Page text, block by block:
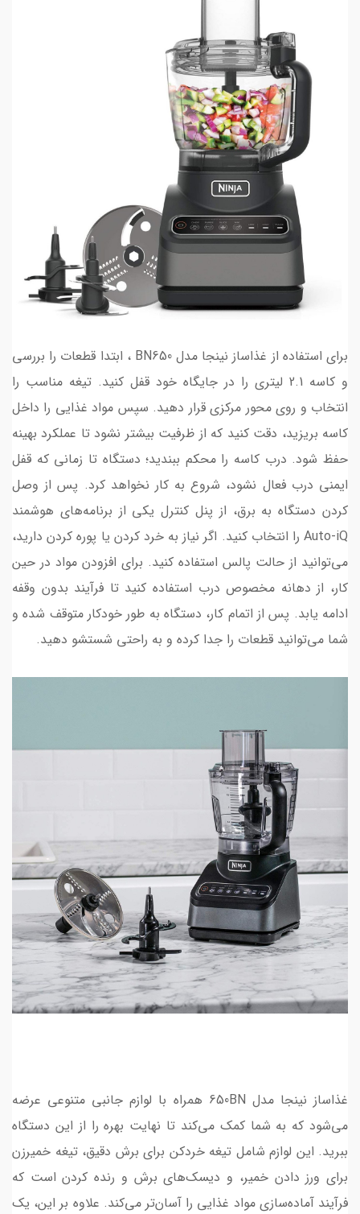
برای استفاده از غذاساز نینجا مدل BN650 ، ابتدا قطعات را بررسی
و کاسه 2.1 لیتری را در جایگاه خود قفل کنید. تیغه مناسب را
انتخاب و روی محور مرکزی قرار دهید. سپس مواد غذایی را داخل
کاسه بریزید، دقت کنید که از ظرفیت بیشتر نشود تا عملکرد بهینه
حفظ شود. درب کاسه را محکم ببندید؛ دستگاه تا زمانی که قفل
ایمنی درب فعال نشود، شروع به کار نخواهد کرد. پس از وصل
کردن دستگاه به برق، از پنل کنترل یکی از برنامه‌های هوشمند
Auto-iQ را انتخاب کنید. اگر نیاز به خرد کردن یا پوره کردن دارید،
می‌توانید از حالت پالس استفاده کنید. برای افزودن مواد در حین
کار، از دهانه مخصوص درب استفاده کنید تا فرآیند بدون وقفه
ادامه یابد. پس از اتمام کار، دستگاه به طور خودکار متوقف شده و
شما می‌توانید قطعات را جدا کرده و به راحتی شستشو دهید.
غذاساز نینجا مدل 650BN همراه با لوازم جانبی متنوعی عرضه
می‌شود که به شما کمک می‌کند تا نهایت بهره را از این دستگاه
ببرید. این لوازم شامل تیغه خردکن برای برش دقیق، تیغه خمیرزن
برای ورز دادن خمیر، و دیسک‌های برش و رنده کردن است که
فرآیند آماده‌سازی مواد غذایی را آسان‌تر می‌کند. علاوه بر این، یک